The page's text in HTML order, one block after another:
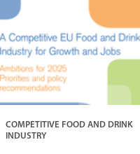
COMPETITIVE FOOD AND DRINK
INDUSTRY